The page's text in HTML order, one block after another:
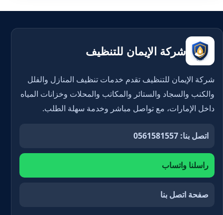
شركة الإيمان للتنظيف
شركة الإيمان للتنظيف تقدم خدمات تنظيف المنازل والفلل
والكنب والسجاد والستائر والمكاتب والمحلات وخزانات المياه
داخل الإمارات، مع تواصل مباشر وخدمة سهلة الطلب.
اتصل بنا: 0561581557
راسلنا واتساب
صفحة اتصل بنا